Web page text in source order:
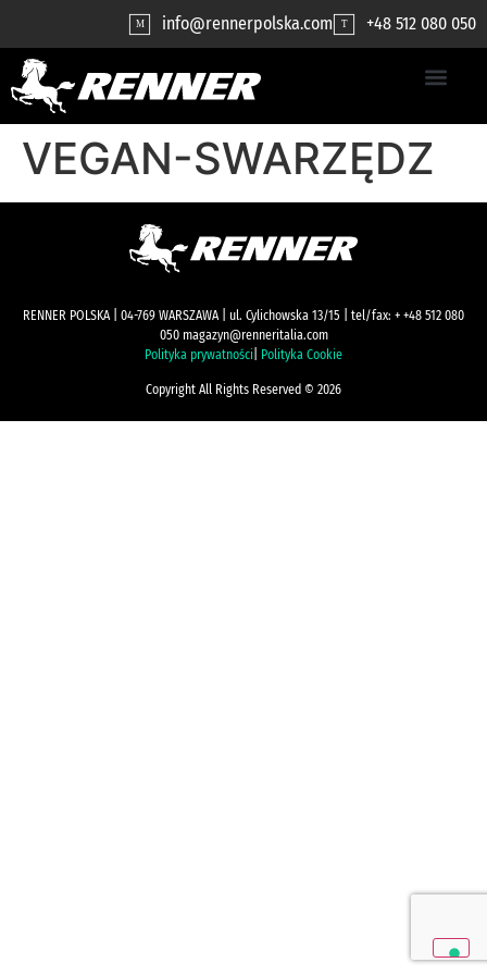
M info@rennerpolska.com T +48 512 080 050
VEGAN-SWARZĘDZ
RENNER POLSKA | 04-769 WARSZAWA | ul. Cylichowska 13/15 | tel/fax: + +48 512 080
050 magazyn@renneritalia.com
Polityka prywatności
Polityka Cookie
Copyright All Rights Reserved © 2026